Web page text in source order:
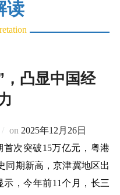
读
，凸显中国经
on Posted
on
2025年12月26日
首次突破15万亿元，粤港
同期新高，京津冀地区出
，今年前11个月，长三